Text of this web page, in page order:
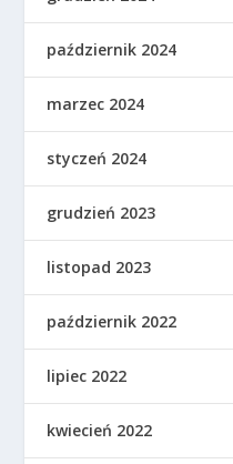
październik 2024
marzec 2024
styczeń 2024
grudzień 2023
listopad 2023
październik 2022
lipiec 2022
kwiecień 2022